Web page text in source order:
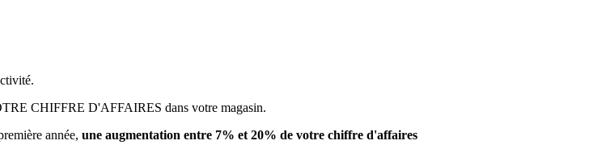
CHIFFRE D'AFFAIRES dans votre magasin.
année, une augmentation entre 7% et 20% de votre chiffre d'affaires